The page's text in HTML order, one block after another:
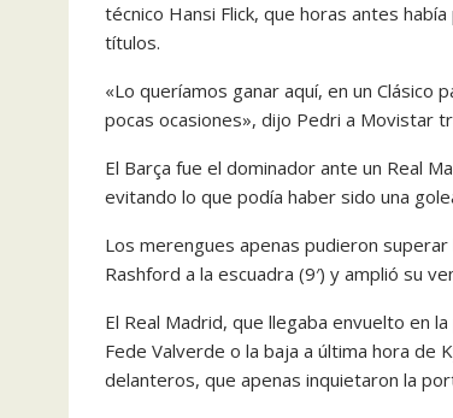
técnico Hansi Flick, que horas antes
títulos.
«Lo queríamos ganar aquí, en un Clásico
pocas ocasiones», dijo Pedri a Movistar
El Barça fue el dominador ante un Real
evitando lo que podía haber sido una
Los merengues apenas pudieron
Rashford a la escuadra (9′) y amplió su
El Real Madrid, que llegaba envuelto en
Fede Valverde o la baja a última hora de
delanteros, que apenas inquietaron la